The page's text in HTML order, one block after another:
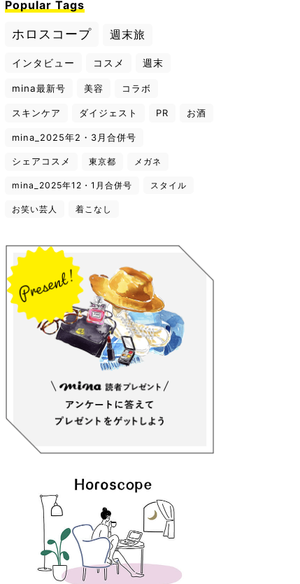
Popular Tags
ホロスコープ 週末旅
インタビュー コスメ 週末
mina最新号 美容 コラボ
スキンケア ダイジェスト PR お酒
mina_2025年2・3月合併号
シェアコスメ 東京都 メガネ
mina_2025年12・1月合併号 スタイル
お笑い芸人 着こなし